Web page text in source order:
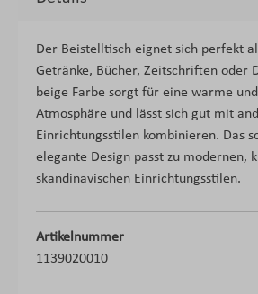
Der Beistelltisch eignet sich perfekt
Getränke, Bücher, Zeitschriften oder
beige Farbe sorgt für eine warme
Atmosphäre und lässt sich gut mit
Einrichtungsstilen kombinieren. Das
elegante Design passt zu modernen,
skandinavischen Einrichtungsstilen.
Artikelnummer
1139020010